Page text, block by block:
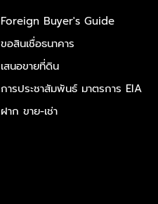
Foreign Buyer's Guide
ขอสินเชื่อธนาคาร
เสนอขายที่ดิน
การประชาสัมพันธ์ มาตรการ EIA
ฝาก ขาย-เช่า